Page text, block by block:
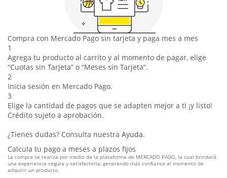
Compra con Mercado Pago sin tarjeta y paga mes a mes
1
Agrega tu producto al carrito y al momento de pagar, elige
“Cuotas sin Tarjeta” o “Meses sin Tarjeta”.
2
Inicia sesión en Mercado Pago.
3
Elige la cantidad de pagos que se adapten mejor a ti ¡y listo!
Crédito sujeto a aprobación.
¿Tienes dudas? Consulta nuestra Ayuda.
Calcula tu pago a meses a plazos fijos
La compra se realiza por medio de la plataforma de MERCADO PAGO, la cual brindará
una experiencia segura y satisfactoria, generando más confianza al momento de
adquirir un producto.